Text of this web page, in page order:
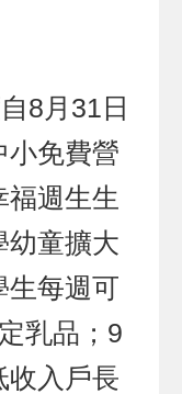
8月31日
小免費營
福週生生
幼童擴大
生每週可
乳品；9
收入戶長